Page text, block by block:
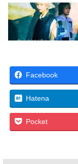
Facebook
Hatena
Pocket